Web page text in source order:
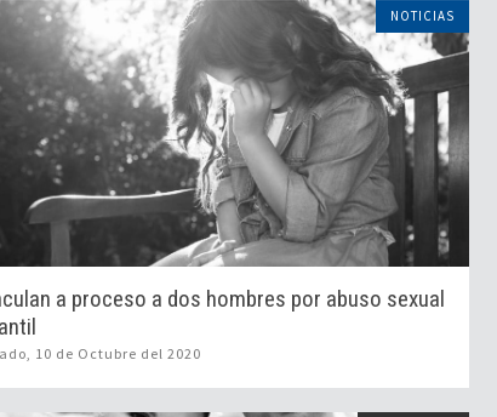
NOTICIAS
a proceso a dos hombres por abuso sexual
10 de Octubre del 2020